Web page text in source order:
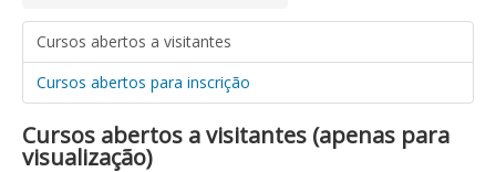
Cursos abertos a visitantes
Cursos abertos para inscrição
Cursos abertos a visitantes (apenas para
visualização)